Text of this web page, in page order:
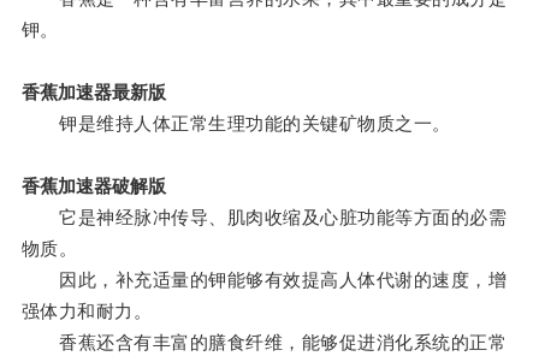
钾。
香蕉加速器最新版
钾是维持人体正常生理功能的关键矿物质之一。
香蕉加速器破解版
它是神经脉冲传导、肌肉收缩及心脏功能等方面的必需
物质。
因此，补充适量的钾能够有效提高人体代谢的速度，增
强体力和耐力。
香蕉还含有丰富的膳食纤维，能够促进消化系统的正常